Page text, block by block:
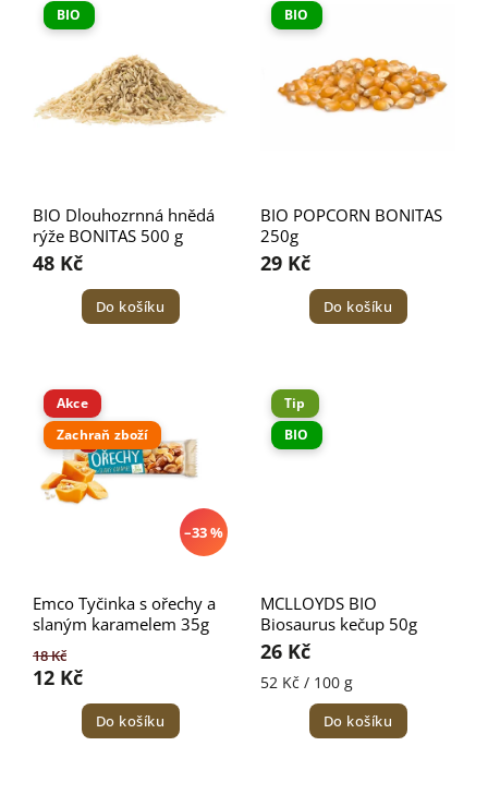
Abecedně
BIO
BIO Dlouhozrnná hnědá
rýže BONITAS 500 g
48 Kč
Do košíku
BIO
BIO POPCORN BONITAS
250g
29 Kč
Do košíku
Akce
Zachraň zboží
–33 %
Emco Tyčinka s ořechy a
slaným karamelem 35g
18 Kč
12 Kč
Do košíku
Tip
BIO
MCLLOYDS BIO
Biosaurus kečup 50g
26 Kč
52 Kč / 100 g
Do košíku